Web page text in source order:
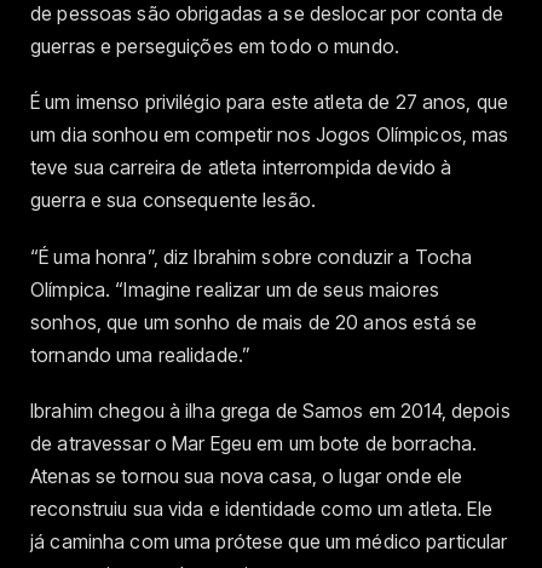
de pessoas são obrigadas a se deslocar por conta de
guerras e perseguições em todo o mundo.
É um imenso privilégio para este atleta de 27 anos, que
um dia sonhou em competir nos Jogos Olímpicos, mas
teve sua carreira de atleta interrompida devido à
guerra e sua consequente lesão.
“É uma honra”, diz Ibrahim sobre conduzir a Tocha
Olímpica. “Imagine realizar um de seus maiores
sonhos, que um sonho de mais de 20 anos está se
tornando uma realidade.”
Ibrahim chegou à ilha grega de Samos em 2014, depois
de atravessar o Mar Egeu em um bote de borracha.
Atenas se tornou sua nova casa, o lugar onde ele
reconstruiu sua vida e identidade como um atleta. Ele
já caminha com uma prótese que um médico particular